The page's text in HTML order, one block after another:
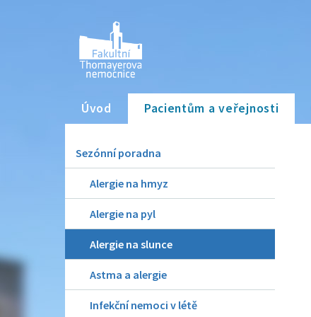
Úvod Pacientům a veřejnosti
Sezónní poradna
Alergie na hmyz
Alergie na pyl
Alergie na slunce
Astma a alergie
Infekční nemoci v létě